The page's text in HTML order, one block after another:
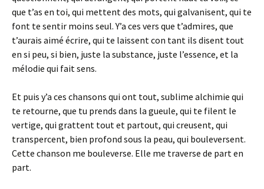
que t’as en toi, qui mettent des mots, qui galvanisent, qui te
font te sentir moins seul. Y’a ces vers que t’admires, que
t’aurais aimé écrire, qui te laissent con tant ils disent tout
en si peu, si bien, juste la substance, juste l’essence, et la
mélodie qui fait sens.
Et puis y’a ces chansons qui ont tout, sublime alchimie qui
te retourne, que tu prends dans la gueule, qui te filent le
vertige, qui grattent tout et partout, qui creusent, qui
transpercent, bien profond sous la peau, qui bouleversent.
Cette chanson me bouleverse. Elle me traverse de part en
part.